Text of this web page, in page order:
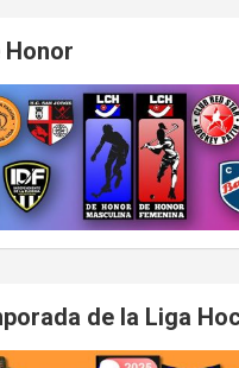
Honor
de la Liga